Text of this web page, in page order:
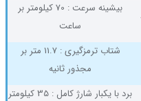
بیشینه سرعت : 70 کیلومتر بر
ساعت
شتاب ترمزگیری : 11.7 متر بر
مجذور ثانیه
برد با یکبار شارژ کامل : 35 کیلومتر